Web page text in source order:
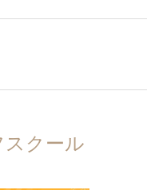
スクール